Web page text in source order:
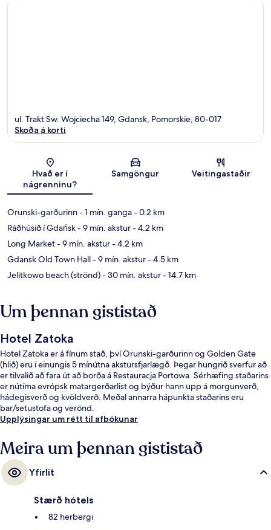
Kort
ul. Trakt Sw. Wojciecha 149, Gdansk, Pomorskie, 80-017
Skoða á korti
Hvað er í
nágrenninu?
Samgöngur Veitingastaðir
Orunski-garðurinn- 1 mín. ganga- 0.2 km
Ráðhúsið í Gdańsk- 9 mín. akstur- 4.2 km
Long Market- 9 mín. akstur- 4.2 km
Gdansk Old Town Hall- 9 mín. akstur- 4.5 km
Jelitkowo beach (strönd)- 30 mín. akstur- 14.7 km
Um þennan gististað
Hotel Zatoka
Hotel Zatoka er á fínum stað, því Orunski-garðurinn og Golden Gate
(hlið) eru í einungis 5 mínútna akstursfjarlægð. Þegar hungrið sverfur að
er tilvalið að fara út að borða á Restauracja Portowa. Sérhæfing staðarins
er nútíma evrópsk matargerðarlist og býður hann upp á morgunverð,
hádegisverð og kvöldverð. Meðal annarra hápunkta staðarins eru
bar/setustofa og verönd.
Upplýsingar um rétt til afbókunar
Meira um þennan gististað
Yfirlit
Stærð hótels
82 herbergi